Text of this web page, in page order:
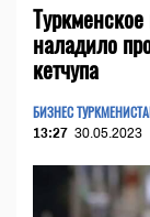
наладило
кетчупа
БИЗНЕС
13:27 30.05.2023